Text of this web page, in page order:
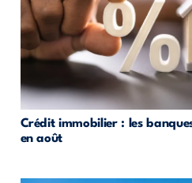
Crédit immobilier : les
en août